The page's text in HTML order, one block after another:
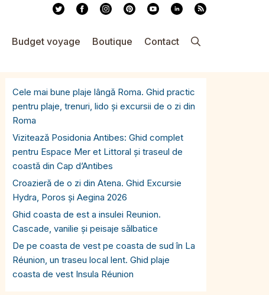
Budget voyage Boutique Contact
Cele mai bune plaje lângă Roma. Ghid practic
pentru plaje, trenuri, lido și excursii de o zi din
Roma
Vizitează Posidonia Antibes: Ghid complet
pentru Espace Mer et Littoral și traseul de
coastă din Cap d’Antibes
Croazieră de o zi din Atena. Ghid Excursie
Hydra, Poros și Aegina 2026
Ghid coasta de est a insulei Reunion.
Cascade, vanilie și peisaje sălbatice
De pe coasta de vest pe coasta de sud în La
Réunion, un traseu local lent. Ghid plaje
coasta de vest Insula Réunion